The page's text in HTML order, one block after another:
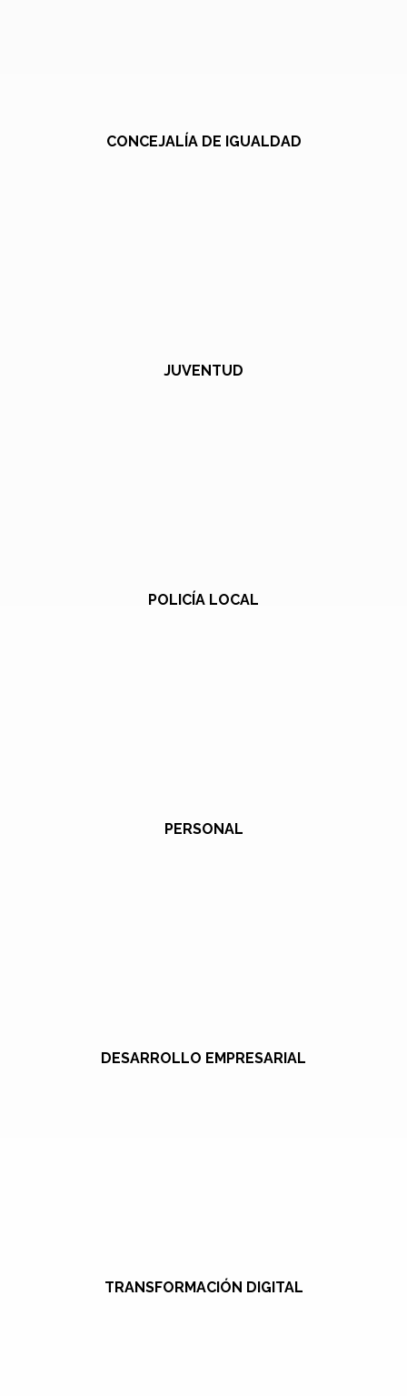
CONCEJALÍA DE IGUALDAD
JUVENTUD
POLICÍA LOCAL
PERSONAL
DESARROLLO EMPRESARIAL
TRANSFORMACIÓN DIGITAL